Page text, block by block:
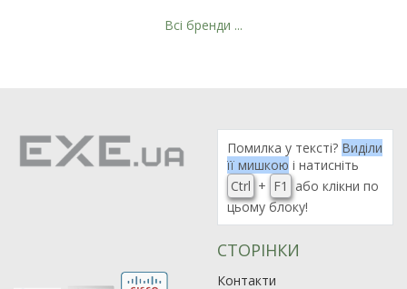
Рейтинг EXE.ua:4.6
974
Всі бренди ...
Помилка у тексті? Виділи
її мишкою і натисніть
Ctrl + F1
або клікни по
цьому блоку!
СТОРІНКИ
Контакти